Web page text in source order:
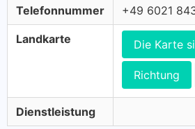
Telefonnummer +49 6021
Landkarte Die Karte
Richtung
Dienstleistung